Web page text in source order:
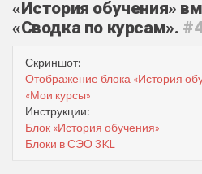
«История обучения»
«Сводка по курсам».
Скриншот:
Отображение блока «История
«Мои курсы»
Инструкции:
Блок «История обучения»
Блоки в СЭО 3KL